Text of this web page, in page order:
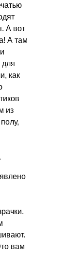
А вот
А там
для
как
из
вам